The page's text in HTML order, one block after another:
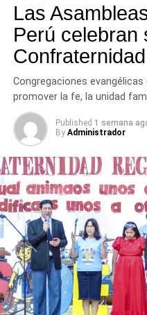
tres provincias del
Las
Perú celebran
Congregaciones
promover la fe, la unidad
Published 1 semana
By Administrador